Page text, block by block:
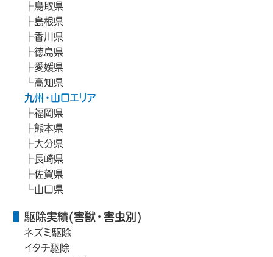
鳥取県
島根県
香川県
徳島県
愛媛県
高知県
九州・山口エリア
福岡県
熊本県
大分県
長崎県
佐賀県
山口県
駆除実績(害獣・害虫別)
ネズミ駆除
イタチ駆除